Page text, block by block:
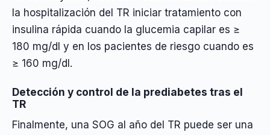
la hospitalización del TR iniciar tratamiento con
insulina rápida cuando la glucemia capilar es ≥
180 mg/dl y en los pacientes de riesgo cuando es
≥ 160 mg/dl.
Detección y control de la prediabetes tras el
TR
Finalmente, una SOG al año del TR puede ser una